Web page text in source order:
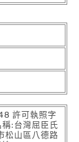
許可執照字
:台灣屈臣氏
松山區八德路